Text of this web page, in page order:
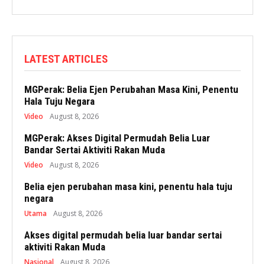
LATEST ARTICLES
MGPerak: Belia Ejen Perubahan Masa Kini, Penentu
Hala Tuju Negara
Video August 8, 2026
MGPerak: Akses Digital Permudah Belia Luar
Bandar Sertai Aktiviti Rakan Muda
Video August 8, 2026
Belia ejen perubahan masa kini, penentu hala tuju
negara
Utama August 8, 2026
Akses digital permudah belia luar bandar sertai
aktiviti Rakan Muda